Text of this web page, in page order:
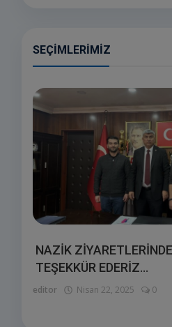
SEÇIMLERIMIZ
NAZİK
TEŞEKKÜR EDERİZ...
editor Nisan 22, 2025 0